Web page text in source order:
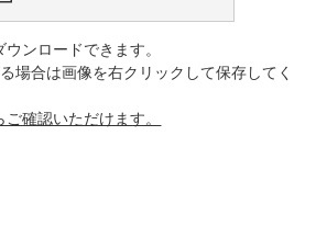
ンロードできます。
場合は画像を右クリックして保存してく
確認いただけます。